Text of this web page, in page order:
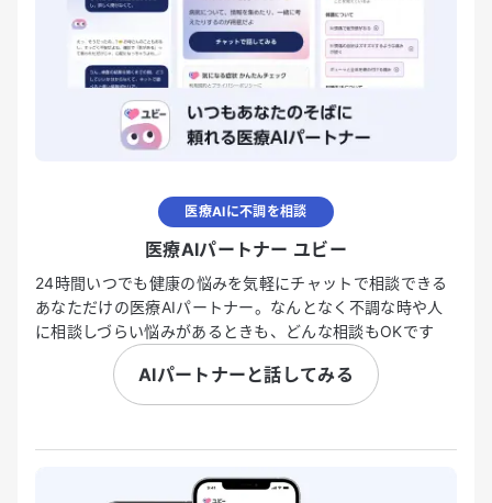
医療AIに不調を相談
医療AIパートナー ユビー
24時間いつでも健康の悩みを気軽にチャットで相談できる
あなただけの医療AIパートナー。なんとなく不調な時や人
に相談しづらい悩みがあるときも、どんな相談もOKです
AIパートナーと話してみる